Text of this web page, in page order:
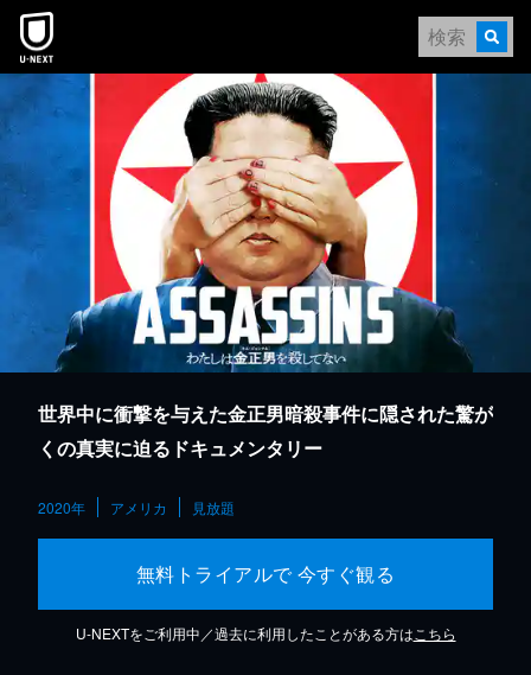
本文へスキップ
世界中に衝撃を与えた金正男暗殺事件に隠された驚が
くの真実に迫るドキュメンタリー
2020年 アメリカ 見放題
無料トライアルで 今すぐ観る
U-NEXTをご利用中／過去に利用したことがある方は こちら